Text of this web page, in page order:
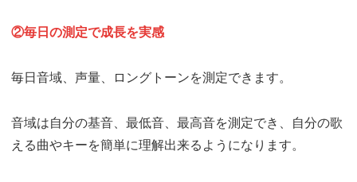
②毎日の測定で成長を実感
毎日音域、声量、ロングトーンを測定できます。
音域は自分の基音、最低音、最高音を測定でき、自分の歌
える曲やキーを簡単に理解出来るようになります。